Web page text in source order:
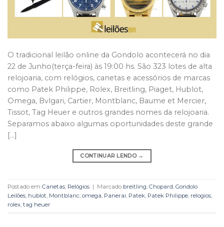
O tradicional leilão online da Gondolo acontecerá no dia
22 de Junho(terça-feira) às 19:00 hs. São 323 lotes de alta
relojoaria, com relógios, canetas e acessórios de marcas
como Patek Philippe, Rolex, Breitling, Piaget, Hublot,
Omega, Bvlgari, Cartier, Montblanc, Baume et Mercier,
Tissot, Tag Heuer e outros grandes nomes da relojoaria.
Separamos abaixo algumas oportunidades deste grande
[…]
CONTINUAR LENDO →
Postado em Canetas, Relógios | Marcado breitling, Chopard, Gondolo
Leilões, hublot, Montblanc, omega, Panerai, Patek, Patek Philippe, relogios,
rolex, tag heuer